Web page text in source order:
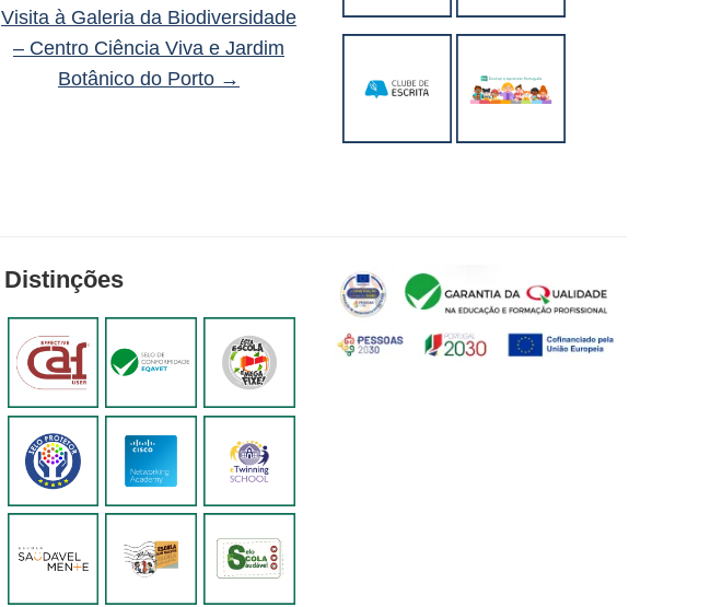
Visita à Galeria da Biodiversidade
– Centro Ciência Viva e Jardim
Botânico do Porto →
Distinções